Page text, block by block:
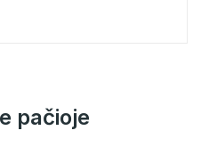
pačioje